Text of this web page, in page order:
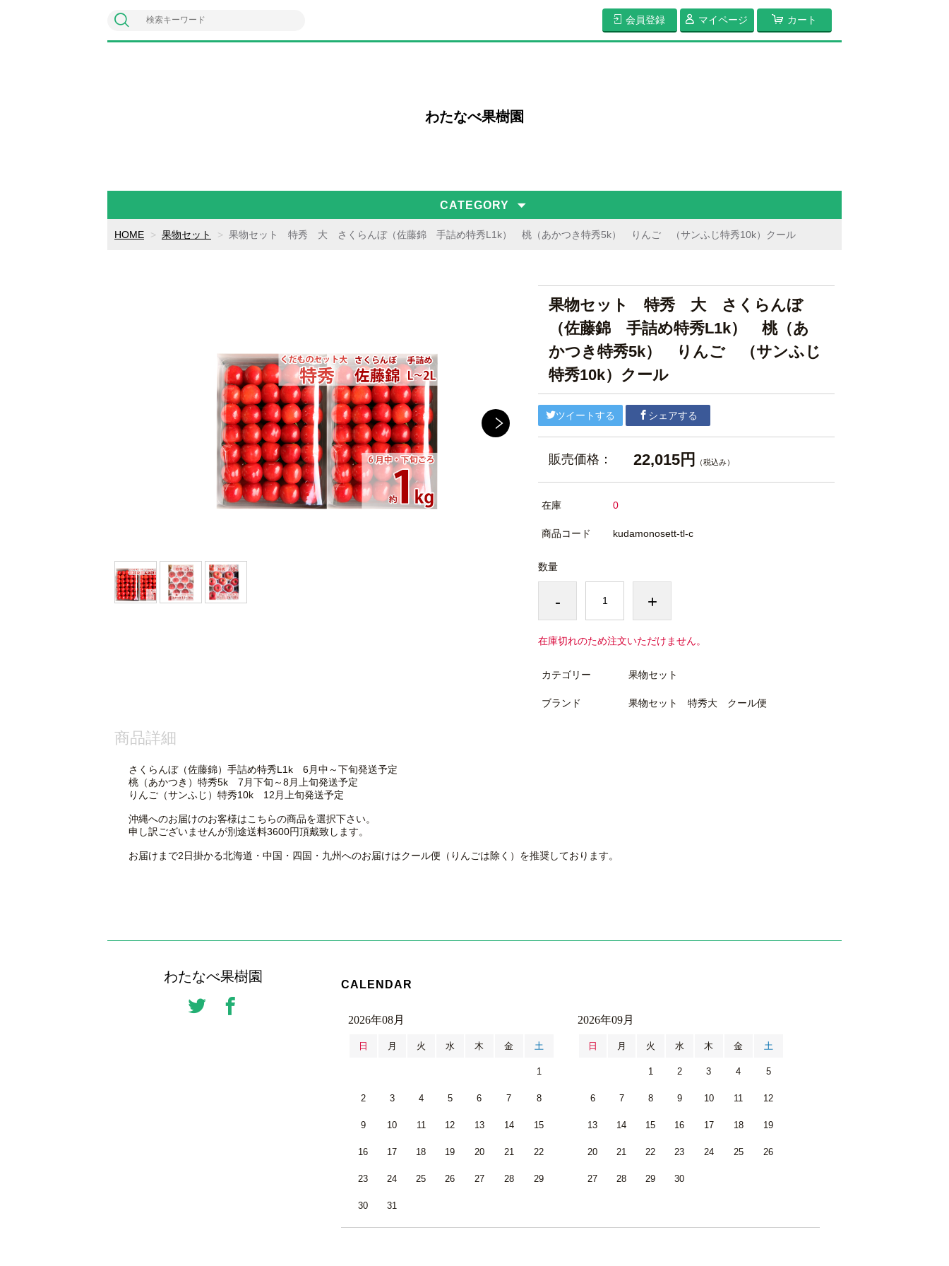
わたなべ果樹園
会員登録 マイページ カート
CATEGORY
HOME 果物セット 果物セット 特秀 大 さくらんぼ（佐藤錦 手詰め特秀L1k） 桃（あかつき特秀5k） りんご （サンふじ特秀10k）クール
果物セット 特秀 大 さくらんぼ
（佐藤錦 手詰め特秀L1k） 桃（あ
かつき特秀5k） りんご （サンふじ
特秀10k）クール
ツイートする シェアする
販売価格： 22,015円 （税込み）
在庫 0
商品コード kudamonosett-tl-c
数量
- +
在庫切れのため注文いただけません。
カテゴリー 果物セット
ブランド 果物セット 特秀大 クール便
商品詳細
さくらんぼ（佐藤錦）手詰め特秀L1k 6月中～下旬発送予定
桃（あかつき）特秀5k 7月下旬～8月上旬発送予定
りんご（サンふじ）特秀10k 12月上旬発送予定
沖縄へのお届けのお客様はこちらの商品を選択下さい。
申し訳ございませんが別途送料3600円頂戴致します。
お届けまで2日掛かる北海道・中国・四国・九州へのお届けはクール便（りんごは除く）を推奨しております。
わたなべ果樹園
CALENDAR
2026年08月
日 月 火 水 木 金 土
1
2 3 4 5 6 7 8
9 10 11 12 13 14 15
16 17 18 19 20 21 22
23 24 25 26 27 28 29
30 31
2026年09月
日 月 火 水 木 金 土
1 2 3 4 5
6 7 8 9 10 11 12
13 14 15 16 17 18 19
20 21 22 23 24 25 26
27 28 29 30